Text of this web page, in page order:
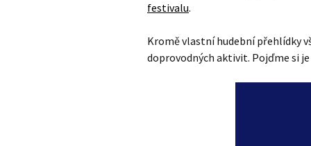
festivalu.
Kromě vlastní hudební přehlídky
doprovodných aktivit. Pojďme si